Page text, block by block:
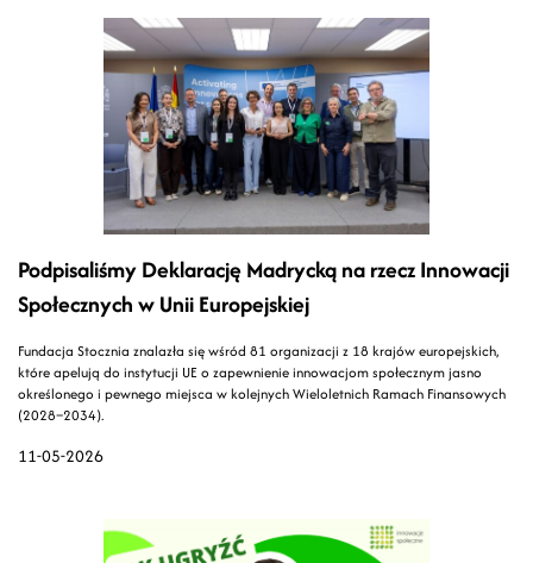
11-05-2026
Podpisaliśmy Deklarację Madrycką na rzecz Innowacji
Społecznych w Unii Europejskiej
Fundacja Stocznia znalazła się wśród 81 organizacji z 18 krajów europejskich,
które apelują do instytucji UE o zapewnienie innowacjom społecznym jasno
określonego i pewnego miejsca w kolejnych Wieloletnich Ramach Finansowych
(2028–2034).